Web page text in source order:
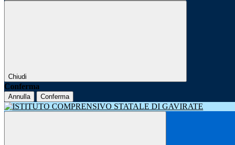
Chiudi
Conferma
Annulla Conferma